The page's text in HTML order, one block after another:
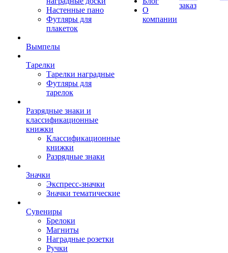
Настенные пано
Футляры для
плакеток
Вымпелы
Тарелки
Тарелки наградные
Футляры для
тарелок
Разрядные знаки и
классификационные
книжки
Классификационные
книжки
Разрядные знаки
Значки
Экспресс-значки
Значки тематические
Сувениры
Брелоки
Магниты
Наградные розетки
Ручки
О
компании
заказ